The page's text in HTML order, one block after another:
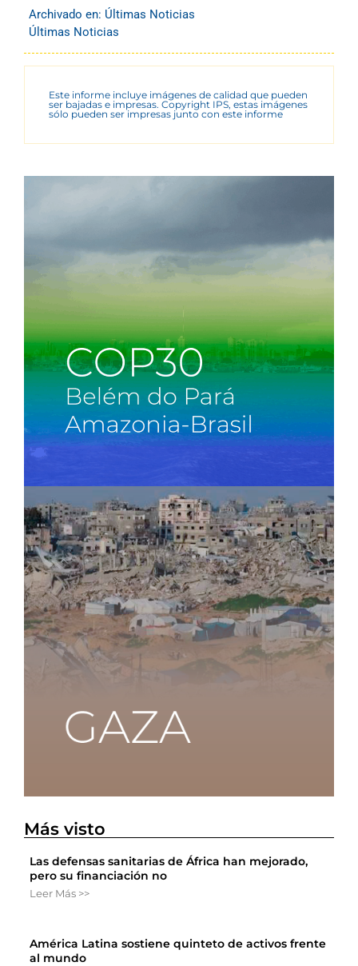
Archivado en: Últimas Noticias
Últimas Noticias
Este informe incluye imágenes de calidad que pueden
ser bajadas e impresas. Copyright IPS, estas imágenes
sólo pueden ser impresas junto con este informe
Más visto
Las defensas sanitarias de África han mejorado,
pero su financiación no
Leer Más >>
América Latina sostiene quinteto de activos frente
al mundo